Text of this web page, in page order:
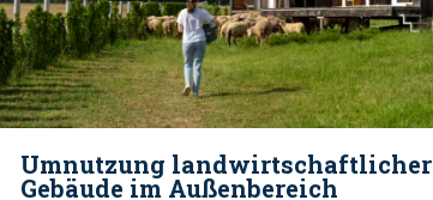
Umnutzung landwirtschaftlicher
Gebäude im Außenbereich